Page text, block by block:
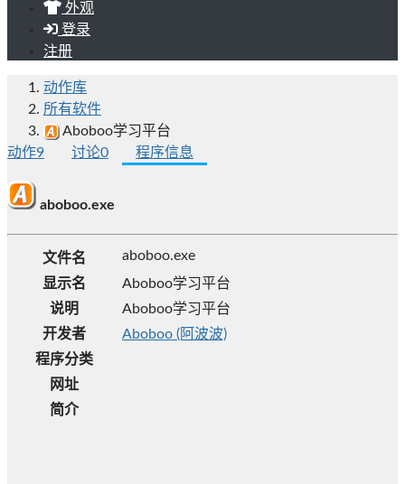
外观
登录
注册
动作库
所有软件
Aboboo学习平台
动作9 讨论0 程序信息
aboboo.exe
文件名
aboboo.exe
显示名
Aboboo学习平台
说明
Aboboo学习平台
开发者
Aboboo (阿波波)
程序分类
网址
简介